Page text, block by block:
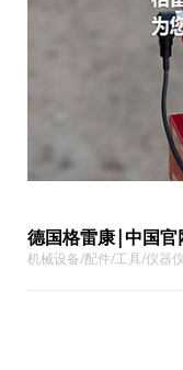
德国格雷康|中国官
机械设备/配件/工具/仪器